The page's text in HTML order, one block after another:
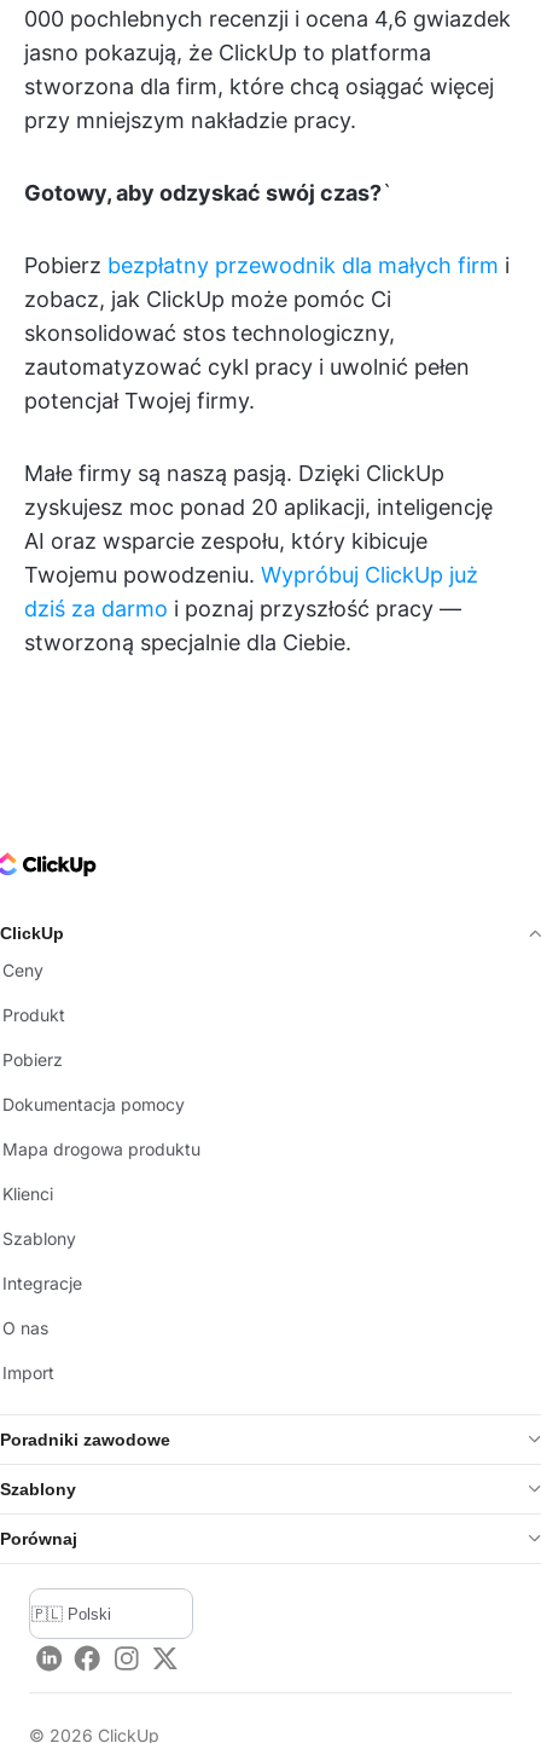
000 pochlebnych recenzji i ocena 4,6 gwiazdek
jasno pokazują, że ClickUp to platforma
stworzona dla firm, które chcą osiągać więcej
przy mniejszym nakładzie pracy.
Gotowy, aby odzyskać swój czas?`
Pobierz bezpłatny przewodnik dla małych firm i
zobacz, jak ClickUp może pomóc Ci
skonsolidować stos technologiczny,
zautomatyzować cykl pracy i uwolnić pełen
potencjał Twojej firmy.
Małe firmy są naszą pasją. Dzięki ClickUp
zyskujesz moc ponad 20 aplikacji, inteligencję
AI oraz wsparcie zespołu, który kibicuje
Twojemu powodzeniu. Wypróbuj ClickUp już
dziś za darmo i poznaj przyszłość pracy —
stworzoną specjalnie dla Ciebie.
Logo
ClickUp
Ceny
Produkt
Pobierz
Dokumentacja pomocy
Mapa drogowa produktu
Klienci
Szablony
Integracje
O nas
Import
Poradniki zawodowe
Szablony
Porównaj
LinkedInFacebook
Instagram
Twitter
© 2026 ClickUp